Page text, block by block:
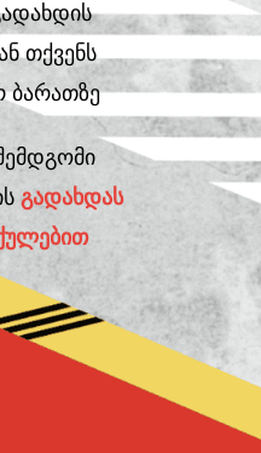
თქვენს
ბარათზე
გადახდას